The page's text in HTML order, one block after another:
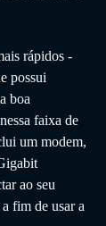
rápidos -
possui
boa
faixa de
um modem,
ao seu
fim de usar a